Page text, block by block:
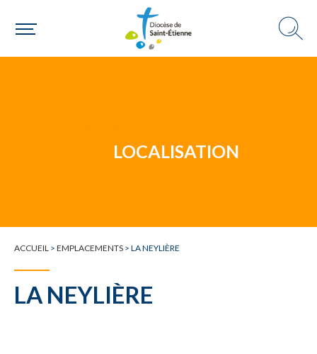
Un mouvement
LOCALISATION
ACCUEIL > EMPLACEMENTS > LA NEYLIÈRE
LA NEYLIÈRE